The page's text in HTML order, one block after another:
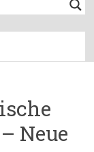
Neue